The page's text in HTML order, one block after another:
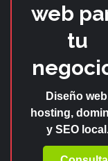
web
tu
Diseño
hosting,
y SEO